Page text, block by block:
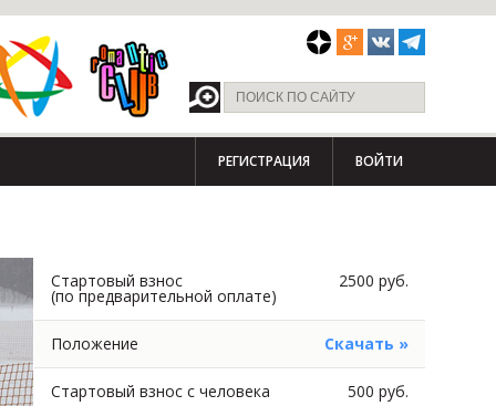
РЕГИСТРАЦИЯ ВОЙТИ
Стартовый взнос
(по предварительной оплате)
2500 руб.
Положение Скачать »
Стартовый взнос с человека 500 руб.